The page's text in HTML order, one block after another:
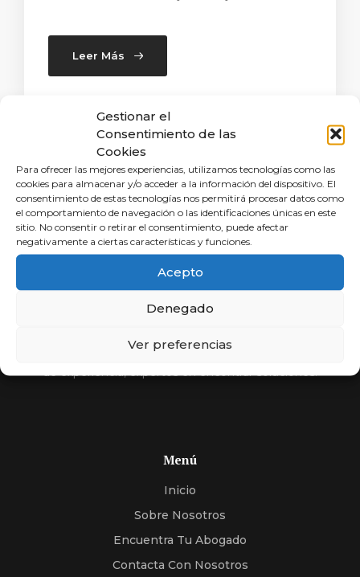
Gestionar el
Consentimiento de las
Cookies
Para ofrecer las mejores experiencias, utilizamos tecnologías como las
cookies para almacenar y/o acceder a la información del dispositivo. El
consentimiento de estas tecnologías nos permitirá procesar datos como
el comportamiento de navegación o las identificaciones únicas en este
sitio. No consentir o retirar el consentimiento, puede afectar
negativamente a ciertas características y funciones.
Acepto
Denegado
Ver preferencias
Leer Más
Porcentaje
Compara y elige al mejor abogado.
Si usted no cobra, nosotros tampoco. Más de 30 años
de experiencia, expertos en encontrar soluciones.
Menú
Inicio
Sobre Nosotros
Encuentra Tu Abogado
Contacta Con Nosotros